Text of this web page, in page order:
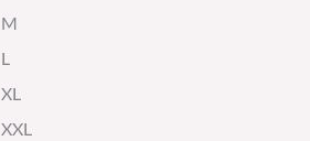
M
L
XL
XXL